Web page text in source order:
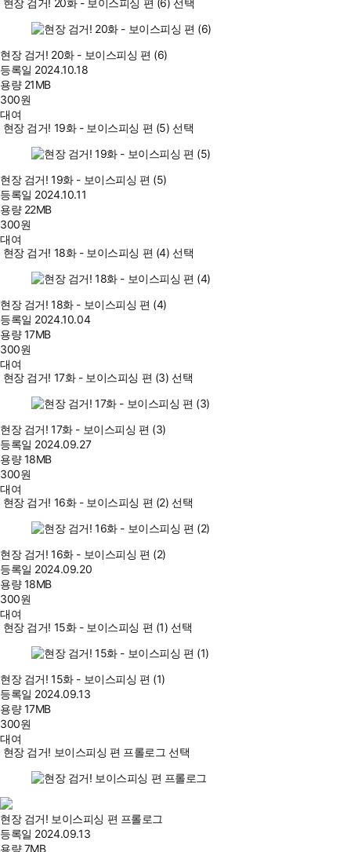
현장 검거! 20화 - 보이스피싱 편 (6) 선택
현장 검거! 20화 - 보이스피싱 편 (6)
등록일 2024.10.18
용량 21MB
300원
대여
현장 검거! 19화 - 보이스피싱 편 (5) 선택
현장 검거! 19화 - 보이스피싱 편 (5)
등록일 2024.10.11
용량 22MB
300원
대여
현장 검거! 18화 - 보이스피싱 편 (4) 선택
현장 검거! 18화 - 보이스피싱 편 (4)
등록일 2024.10.04
용량17MB
300원
대여
현장 검거! 17화 - 보이스피싱 편 (3) 선택
현장 검거! 17화 - 보이스피싱 편 (3)
등록일 2024.09.27
용량18MB
300원
대여
현장 검거! 16화 - 보이스피싱 편 (2) 선택
현장 검거! 16화 - 보이스피싱 편 (2)
등록일 2024.09.20
용량18MB
300원
대여
현장 검거! 15화 - 보이스피싱 편 (1) 선택
현장 검거! 15화 - 보이스피싱 편 (1)
등록일 2024.09.13
용량17MB
300원
대여
현장 검거! 보이스피싱 편 프롤로그 선택
현장 검거! 보이스피싱 편 프롤로그
등록일 2024.09.13
용량7MB